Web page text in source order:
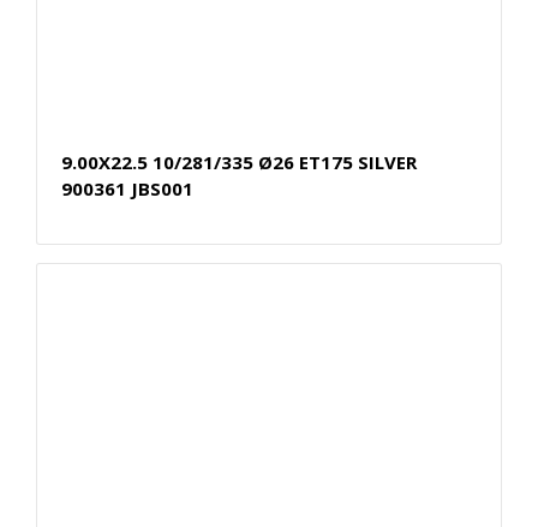
9.00X22.5 10/281/335 Ø26 ET175 SILVER
900361 JBS001